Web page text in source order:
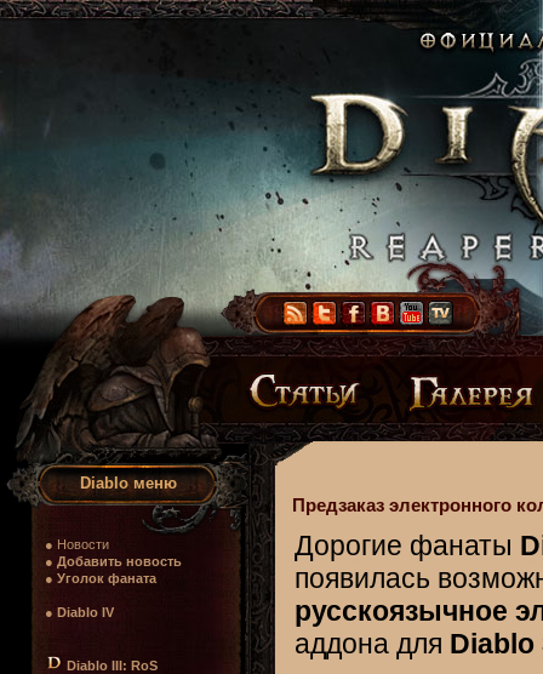
Diablo меню
● Новости
● Добавить новость
● Уголок фаната
● Diablo IV
Diablo III: RoS
Предзаказ электронного
Дорогие фанаты
появилась
русскоязычное
аддона для Diablo